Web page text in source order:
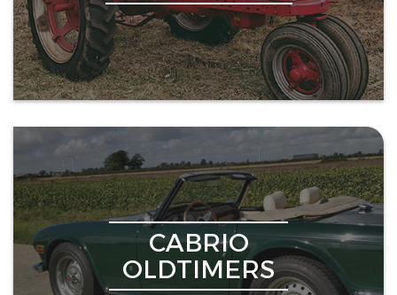
CABRIO
OLDTIMERS